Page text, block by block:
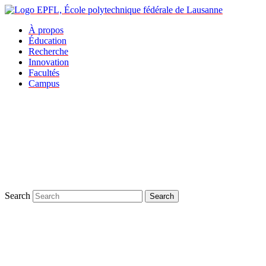
À propos
Éducation
Recherche
Innovation
Facultés
Campus
Search Search